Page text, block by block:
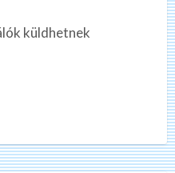
küldhetnek